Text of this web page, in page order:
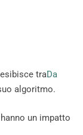
traDa
algoritmo.
un impatto